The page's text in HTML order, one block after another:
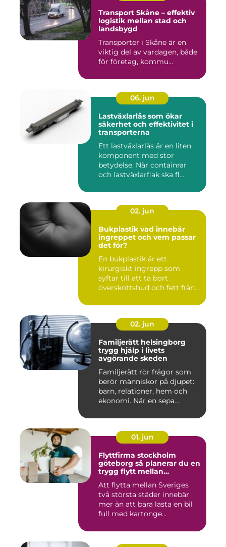
Transport Skåne – effektiv
logistik mellan stad och
landsbygd
Transporter i Skåne är en
viktig del av vardagen, både
för företag, kommu...
06. jun
Lastväxlarlås som ökar
säkerhet och effektivitet i
transporterna
Ett lastväxlarlås är en liten
komponent med stor
betydelse. När containrar
och lastväxlarflak ska fl...
02. jun
Bukplastik vad innebär
ingreppet och vem passar
det för?
En bukplastik är ett
kirurgiskt ingrepp som
syftar till att ta bort
överskottshud och fett från
02. jun
Familjerätt helsingborg
trygg hjälp i livets
avgörande skeden
Familjerätt rör frågor som
berör människor på djupet:
barn, relationer, hem och
ekonomi. När en sepa...
01. jun
Flyttfirma stockholm
göteborg så planerar du en
trygg flytt mellan
Att flytta mellan Sveriges
två största städer innebär
mer än att bara lasta en bil
full med kartonge...